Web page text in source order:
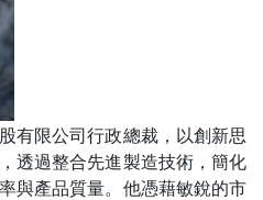
有限公司行政總裁，以創新思
透過整合先進製造技術，簡化
與產品質量。他憑藉敏銳的市